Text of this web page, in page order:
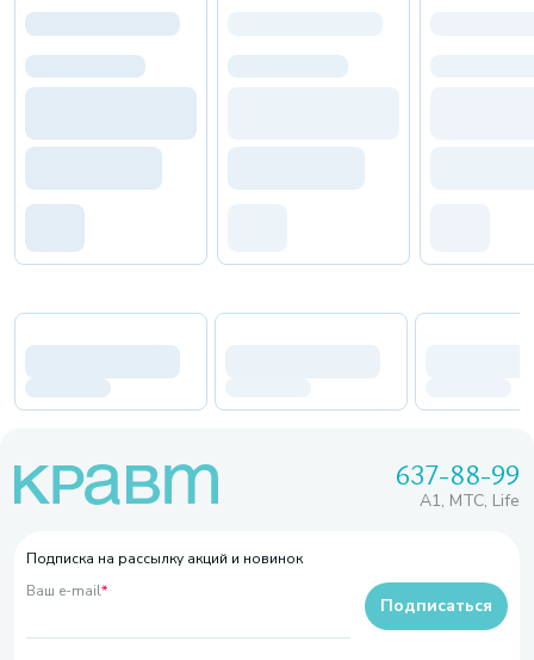
637-88-99
A1, МТС, Life
Подписка на рассылку акций и новинок
Ваш e-mail*
Подписаться